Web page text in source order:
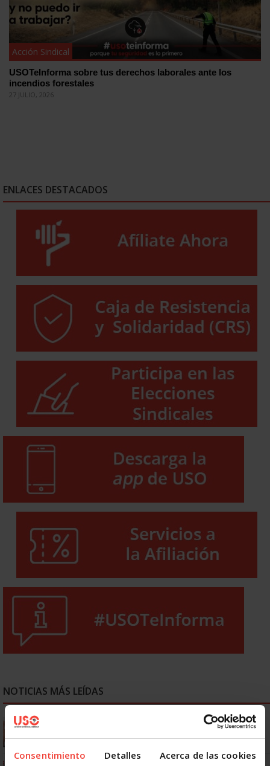
Consentimiento Detalles Acerca de las cookies
Acción Sindical
USOTeInforma sobre tus derechos laborales ante los
incendios forestales
27 JULIO, 2026
ENLACES DESTACADOS
NOTICIAS MÁS LEÍDAS
Se actualizan las patologías para acceder a la jubilación
anticipada por discapacidad